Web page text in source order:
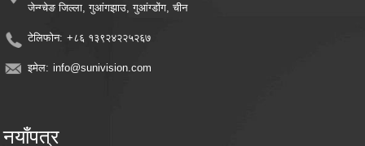
जेन्ग्चेङ जिल्ला, गुआंगझाउ, गुआंग्डोंग, चीन
टेलिफोन: +८६ १३९२४२२५२६७
इमेल: info@sunivision.com
नयाँपत्र